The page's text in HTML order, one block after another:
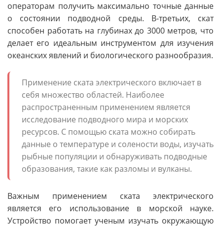
операторам получить максимально точные данные
о состоянии подводной среды. В-третьих, скат
способен работать на глубинах до 3000 метров, что
делает его идеальным инструментом для изучения
океанских явлений и биологического разнообразия.
Применение ската электрического включает в
себя множество областей. Наиболее
распространенным применением является
исследование подводного мира и морских
ресурсов. С помощью ската можно собирать
данные о температуре и солености воды, изучать
рыбные популяции и обнаруживать подводные
образования, такие как разломы и вулканы.
Важным применением ската электрического
является его использование в морской науке.
Устройство помогает ученым изучать окружающую